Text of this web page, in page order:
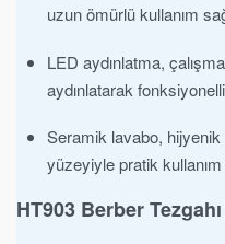
uzun ömürlü kullanım
LED aydınlatma,
aydınlatarak
Seramik lavabo, hijyenik
yüzeyiyle pratik
HT903 Berber